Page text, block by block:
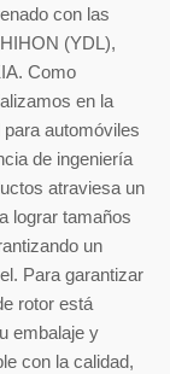
con las
(YDL),
Como
en la
automóviles
de ingeniería
atraviesa un
lograr tamaños
un
Para garantizar
rotor está
embalaje y
con la calidad,